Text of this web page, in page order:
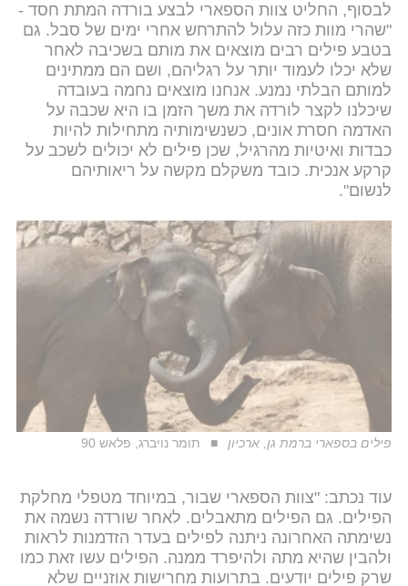
לבסוף, החליט צוות הספארי לבצע בורדה המתת חסד -
"שהרי מוות כזה עלול להתרחש אחרי ימים של סבל. גם
בטבע פילים רבים מוצאים את מותם בשכיבה לאחר
שלא יכלו לעמוד יותר על רגליהם, ושם הם ממתינים
למותם הבלתי נמנע. אנחנו מוצאים נחמה בעובדה
שיכלנו לקצר לורדה את משך הזמן בו היא שכבה על
האדמה חסרת אונים, כשנשימותיה מתחילות להיות
כבדות ואיטיות מהרגיל, שכן פילים לא יכולים לשכב על
קרקע אנכית. כובד משקלם מקשה על ריאותיהם
לנשום".
פילים בספארי ברמת גן, ארכיון תומר נויברג, פלאש 90
עוד נכתב: "צוות הספארי שבור, במיוחד מטפלי מחלקת
הפילים. גם הפילים מתאבלים. לאחר שורדה נשמה את
נשימתה האחרונה ניתנה לפילים בעדר הזדמנות לראות
ולהבין שהיא מתה ולהיפרד ממנה. הפילים עשו זאת כמו
שרק פילים יודעים. בתרועות מחרישות אוזניים שלא